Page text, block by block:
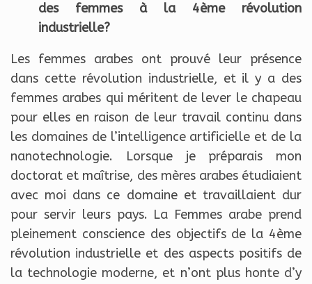
des femmes à la 4ème révolution
industrielle?
Les femmes arabes ont prouvé leur présence
dans cette révolution industrielle, et il y a des
femmes arabes qui méritent de lever le chapeau
pour elles en raison de leur travail continu dans
les domaines de l’intelligence artificielle et de la
nanotechnologie. Lorsque je préparais mon
doctorat et maîtrise, des mères arabes étudiaient
avec moi dans ce domaine et travaillaient dur
pour servir leurs pays. La Femmes arabe prend
pleinement conscience des objectifs de la 4ème
révolution industrielle et des aspects positifs de
la technologie moderne, et n’ont plus honte d’y